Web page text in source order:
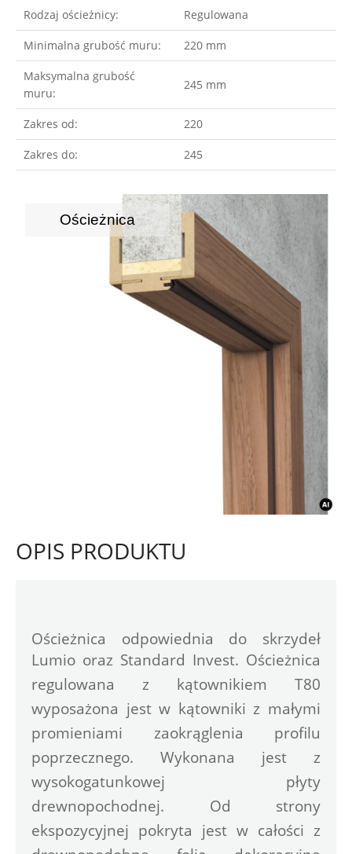
Rodzaj ościeżnicy: Regulowana
Minimalna grubość muru: 220 mm
Maksymalna grubość
muru:
245 mm
Zakres od: 220
Zakres do: 245
Ościeżnica
OPIS PRODUKTU
Ościeżnica odpowiednia do skrzydeł
Lumio oraz Standard Invest. Ościeżnica
regulowana z kątownikiem T80
wyposażona jest w kątowniki z małymi
promieniami zaokrąglenia profilu
poprzecznego. Wykonana jest z
wysokogatunkowej płyty
drewnopochodnej. Od strony
ekspozycyjnej pokryta jest w całości z